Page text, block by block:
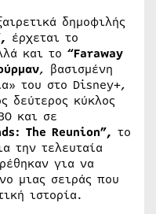
δημοφιλής
έρχεται το
και το “Faraway
, βασισμένη
του στο Disney+,
δεύτερος κύκλος
και σε
: The Reunion”, το
την τελευταία
για να
μιας σειράς που
ιστορία.